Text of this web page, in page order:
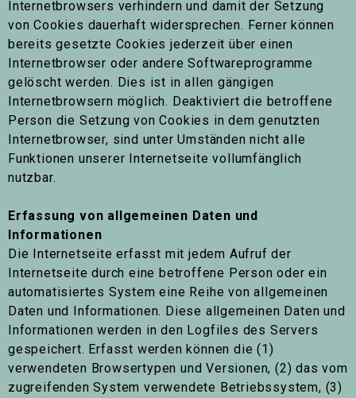
Internetbrowsers verhindern und damit der Setzung
von Cookies dauerhaft widersprechen. Ferner können
bereits gesetzte Cookies jederzeit über einen
Internetbrowser oder andere Softwareprogramme
gelöscht werden. Dies ist in allen gängigen
Internetbrowsern möglich. Deaktiviert die betroffene
Person die Setzung von Cookies in dem genutzten
Internetbrowser, sind unter Umständen nicht alle
Funktionen unserer Internetseite vollumfänglich
nutzbar.
Erfassung von allgemeinen Daten und
Informationen
Die Internetseite erfasst mit jedem Aufruf der
Internetseite durch eine betroffene Person oder ein
automatisiertes System eine Reihe von allgemeinen
Daten und Informationen. Diese allgemeinen Daten und
Informationen werden in den Logfiles des Servers
gespeichert. Erfasst werden können die (1)
verwendeten Browsertypen und Versionen, (2) das vom
zugreifenden System verwendete Betriebssystem, (3)